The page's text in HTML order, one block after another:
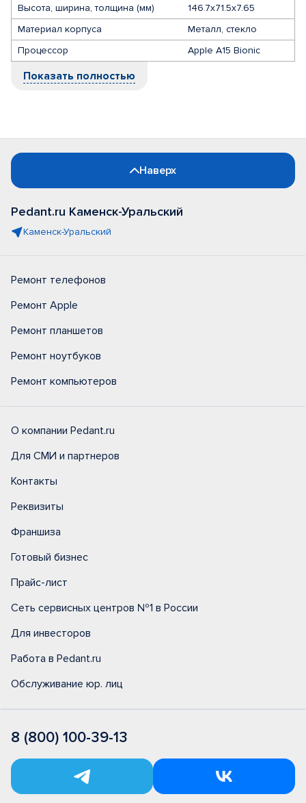
Высота, ширина, толщина (мм)
146.7x71.5x7.65
Материал корпуса
Металл, стекло
Процессор
Apple A15 Bionic
Показать полностью
Наверх
Pedant.ru Каменск-Уральский
Каменск-Уральский
Ремонт телефонов
Ремонт Apple
Ремонт планшетов
Ремонт ноутбуков
Ремонт компьютеров
О компании Pedant.ru
Для СМИ и партнеров
Контакты
Реквизиты
Франшиза
Готовый бизнес
Прайс-лист
Сеть сервисных центров №1 в России
Для инвесторов
Работа в Pedant.ru
Обслуживание юр. лиц
8 (800) 100-39-13